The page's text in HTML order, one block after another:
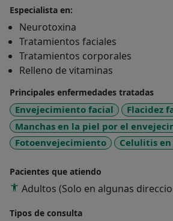
⚜Amante de mi carrera y con gran
estética, he hecho de la medicina
formándome y actualizándome de
en los últimos avances, técnicas y
⚜Disfruto asistiendo a formaciones,
seminarios y congresos en el afán
pacientes un alto nivel de
resultados obtenidos, adaptando
necesidades de cada paciente.
Especialista en:
Neurotoxina
Tratamientos faciales
Tratamientos corporales
Relleno de vitaminas
Principales enfermedades tratadas
Envejecimiento facial
Flacidez
Manchas en la piel por el
Fotoenvejecimiento
Celulitis
Pacientes que atiendo
Adultos (Solo en algunas
Tipos de consulta